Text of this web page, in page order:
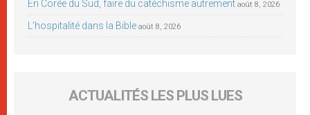
En Corée du Sud, faire du catéchisme autrement août 8, 2026
L’hospitalité dans la Bible août 8, 2026
ACTUALITÉS LES PLUS LUES